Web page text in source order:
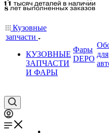
Кузовные
запчасти
КУЗОВНЫЕ
ЗАПЧАСТИ
И ФАРЫ
Фары
DEPO
для